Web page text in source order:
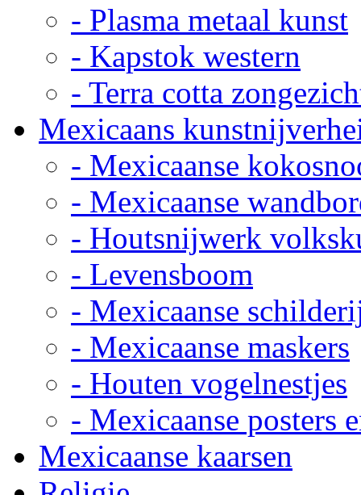
- Plasma metaal kunst
- Kapstok western
- Terra cotta
Mexicaans
- Mexicaanse
- Mexicaanse
- Houtsnijwerk
- Levensboom
- Mexicaanse
- Mexicaanse maskers
- Houten vogelnestjes
- Mexicaanse posters
Mexicaanse kaarsen